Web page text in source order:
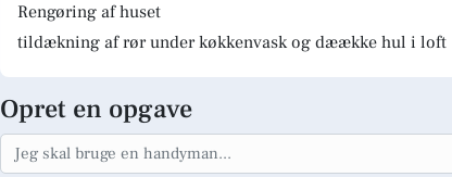
Rengøring af huset
tildækning af rør under køkkenvask og dæække hul i loft
Opret en opgave